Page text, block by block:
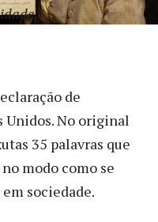
de
Unidos. No original
35 palavras que
modo como se
sociedade.